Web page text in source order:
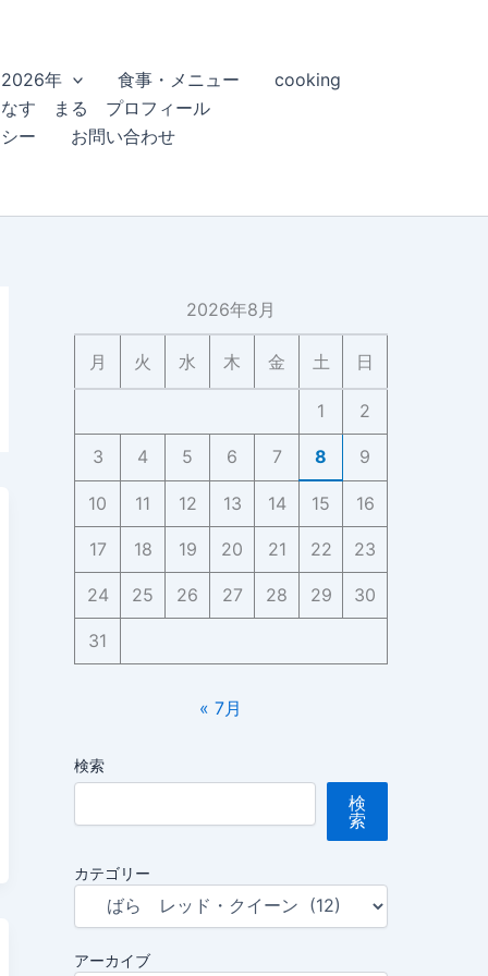
年 食事・メニュー
cooking
なす まる プロフィール
ー
お問い合わせ
2026年8月
月 火 水 木 金 土 日
1 2
3 4 5 6 7 8 9
10 11 12 13 14 15 16
17 18 19 20 21 22 23
24 25 26 27 28 29 30
31
« 7月
検索
検
索
カテゴリー
アーカイブ